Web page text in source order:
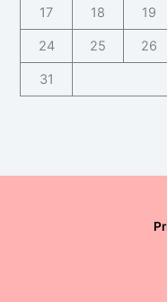
17 18 19
24 25 26
31